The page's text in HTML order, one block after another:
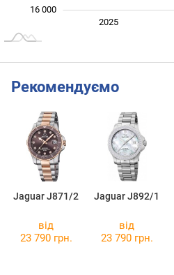
16 000
2025
Рекомендуємо
Jaguar J871/2 Jaguar J892/1
від
23 790 грн.
від
23 790 грн.